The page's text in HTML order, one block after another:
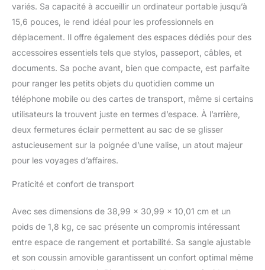
iPad. UNISEX - Pochette
ordinateur cuir femme et
messagerie pour les
études et le travail. De
nombreux
compartiments offrant de
grandes tablettes et les
petits ordinateurs
portatifs de 15,6".
QUALITÉ - Cuir de haute
poignées rembourrées et
tous les déplacements
grâce à la doublure
zippée dans le dos.
variés. Sa capacité à accueillir un ordinateur portable jusqu’à
15,6 pouces, le rend idéal pour les professionnels en
déplacement. Il offre également des espaces dédiés pour des
accessoires essentiels tels que stylos, passeport, câbles, et
documents. Sa poche avant, bien que compacte, est parfaite
pour ranger les petits objets du quotidien comme un
téléphone mobile ou des cartes de transport, même si certains
utilisateurs la trouvent juste en termes d’espace. À l’arrière,
deux fermetures éclair permettent au sac de se glisser
astucieusement sur la poignée d’une valise, un atout majeur
pour les voyages d’affaires.
Praticité et confort de transport
Avec ses dimensions de 38,99 x 30,99 x 10,01 cm et un
poids de 1,8 kg, ce sac présente un compromis intéressant
entre espace de rangement et portabilité. Sa sangle ajustable
et son coussin amovible garantissent un confort optimal même